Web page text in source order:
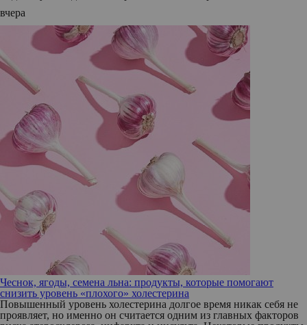
вчера
Чеснок, ягоды, семена льна: продукты, которые помогают
снизить уровень «плохого» холестерина
Повышенный уровень холестерина долгое время никак себя не
проявляет, но именно он считается одним из главных факторов